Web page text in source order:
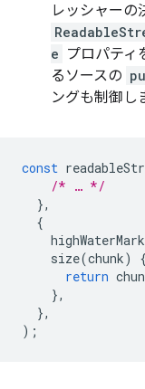
レッシャーの
e プロパティ
るソースの
ングも制御し
const
/* … */
},
{
highWaterMark
size(chunk)
{
return
},
},
);